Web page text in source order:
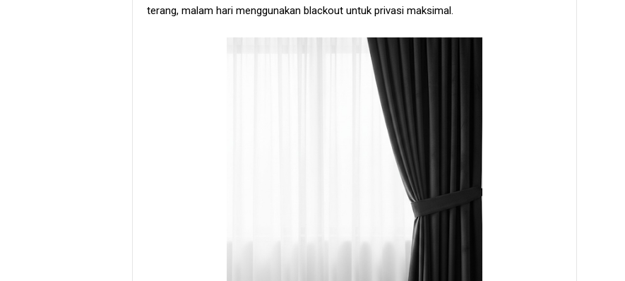
terang, malam hari menggunakan blackout untuk privasi maksimal.